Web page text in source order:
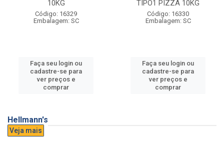
10KG
Código: 16329
Embalagem: SC
Faça seu login ou
cadastre-se para
ver preços e
comprar
TIPO1 PIZZA 10KG
Código: 16330
Embalagem: SC
Faça seu login ou
cadastre-se para
ver preços e
comprar
Hellmann's
Veja mais